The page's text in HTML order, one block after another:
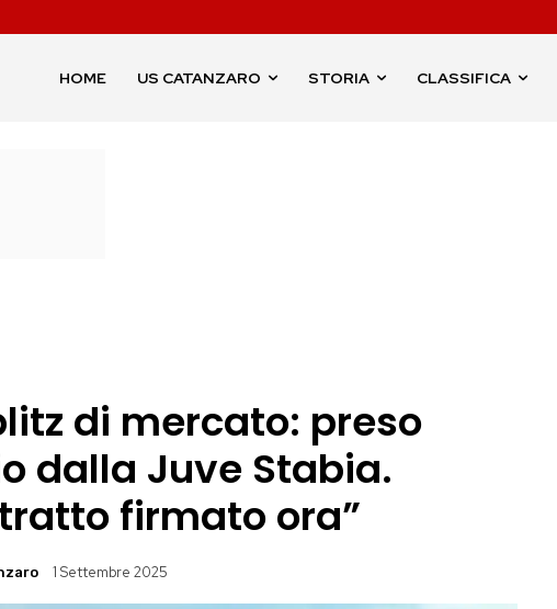
HOME US CATANZARO STORIA CLASSIFICA
di mercato: preso
dalla Juve Stabia.
firmato ora”
1 Settembre 2025